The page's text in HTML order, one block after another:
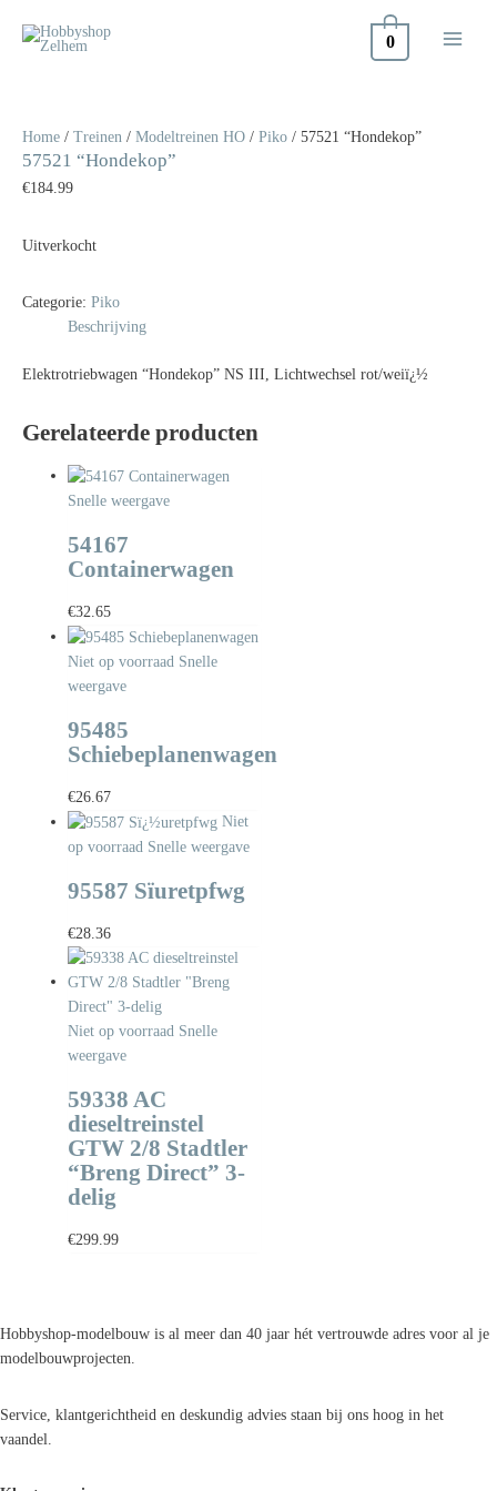
naar
0
Home / Treinen / Modeltreinen HO / Piko / 57521 “Hondekop”
57521 “Hondekop”
€184.99
Uitverkocht
Categorie: Piko
Beschrijving
Elektrotriebwagen “Hondekop” NS III, Lichtwechsel rot/weiï¿½
Gerelateerde producten
Snelle weergave
54167
Containerwagen
€32.65
Niet op voorraad Snelle
weergave
95485
Schiebeplanenwagen
€26.67
Niet
op voorraad Snelle weergave
95587 Sïuretpfwg
€28.36
Niet op voorraad Snelle
weergave
59338 AC
dieseltreinstel
GTW 2/8 Stadtler
“Breng Direct” 3-
delig
€299.99
Hobbyshop-modelbouw is al meer dan 40 jaar hét vertrouwde adres voor al je
modelbouwprojecten.
Service, klantgerichtheid en deskundig advies staan bij ons hoog in het
vaandel.